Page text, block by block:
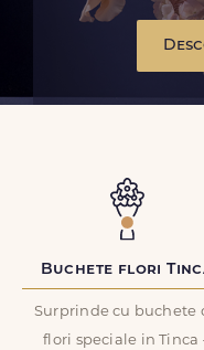
Buchete flori
Surprinde cu buchete
flori speciale in Tinca